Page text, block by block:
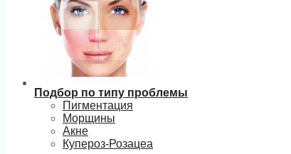
Подбор по типу проблемы
Пигментация
Морщины
Акне
Купероз-Розацеа